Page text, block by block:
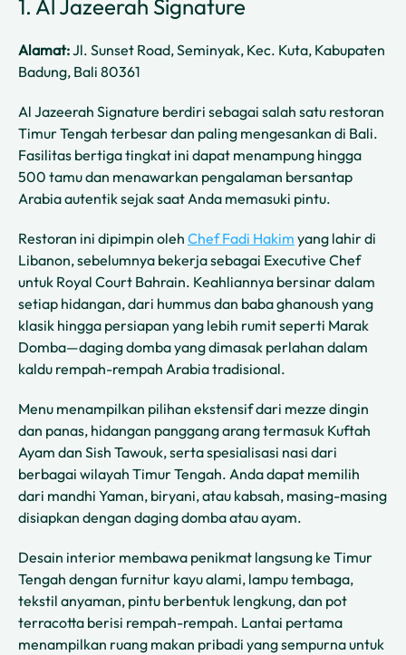
1. Al Jazeerah Signature
Alamat:Jl. Sunset Road, Seminyak, Kec. Kuta, Kabupaten
Badung, Bali 80361
Al Jazeerah Signature berdiri sebagai salah satu restoran
Timur Tengah terbesar dan paling mengesankan di Bali.
Fasilitas bertiga tingkat ini dapat menampung hingga
500 tamu dan menawarkan pengalaman bersantap
Arabia autentik sejak saat Anda memasuki pintu.
Restoran ini dipimpin oleh Chef Fadi Hakim yang lahir di
Libanon, sebelumnya bekerja sebagai Executive Chef
untuk Royal Court Bahrain. Keahliannya bersinar dalam
setiap hidangan, dari hummus dan baba ghanoush yang
klasik hingga persiapan yang lebih rumit seperti Marak
Domba—daging domba yang dimasak perlahan dalam
kaldu rempah-rempah Arabia tradisional.
Menu menampilkan pilihan ekstensif dari mezze dingin
dan panas, hidangan panggang arang termasuk Kuftah
Ayam dan Sish Tawouk, serta spesialisasi nasi dari
berbagai wilayah Timur Tengah. Anda dapat memilih
dari mandhi Yaman, biryani, atau kabsah, masing-masing
disiapkan dengan daging domba atau ayam.
Desain interior membawa penikmat langsung ke Timur
Tengah dengan furnitur kayu alami, lampu tembaga,
tekstil anyaman, pintu berbentuk lengkung, dan pot
terracotta berisi rempah-rempah. Lantai pertama
menampilkan ruang makan pribadi yang sempurna untuk